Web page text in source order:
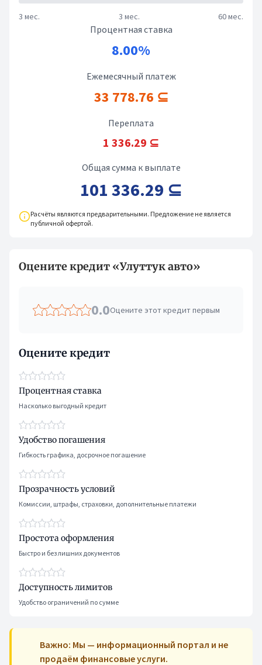
3 мес. 3 мес. 60 мес.
Процентная ставка
8.00%
Ежемесячный платеж
33 778.76 ⊆
Переплата
1 336.29 ⊆
Общая сумма к выплате
101 336.29 ⊆
Расчёты являются предварительными. Предложение не является
публичной офертой.
Оцените кредит «Улуттук авто»
0.0Оцените этот кредит первым
Оцените кредит
Процентная ставка
Насколько выгодный кредит
Удобство погашения
Гибкость графика, досрочное погашение
Прозрачность условий
Комиссии, штрафы, страховки, дополнительные платежи
Простота оформления
Быстро и без лишних документов
Доступность лимитов
Удобство ограничений по сумме
Важно: Мы — информационный портал и не
продаём финансовые услуги.